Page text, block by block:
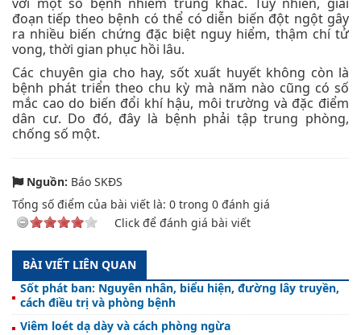
đoạn tiếp theo bệnh có thể có diễn biến đột ngột gây
ra nhiều biến chứng đặc biệt nguy hiểm, thậm chí tử
vong, thời gian phục hồi lâu.
Các chuyên gia cho hay, sốt xuất huyết không còn là
bệnh phát triển theo chu kỳ mà năm nào cũng có số
mắc cao do biến đổi khí hậu, môi trường và đặc điểm
dân cư. Do đó, đây là bệnh phải tập trung phòng,
chống số một.
Nguồn: Báo SKĐS
Tổng số điểm của bài viết là: 0 trong 0 đánh giá
Click để đánh giá bài viết
BÀI VIẾT LIÊN QUAN
Sốt phát ban: Nguyên nhân, biểu hiện, đường lây truyền,
cách điều trị và phòng bệnh
Viêm loét dạ dày và cách phòng ngừa